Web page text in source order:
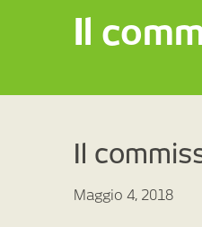
Il
Il
Maggio 4, 2018